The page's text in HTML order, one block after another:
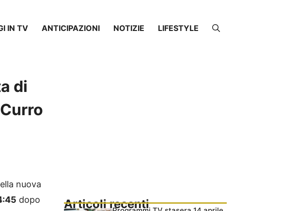
IN TV ANTICIPAZIONI NOTIZIE LIFESTYLE
di
nuova
dopo
Articoli recenti